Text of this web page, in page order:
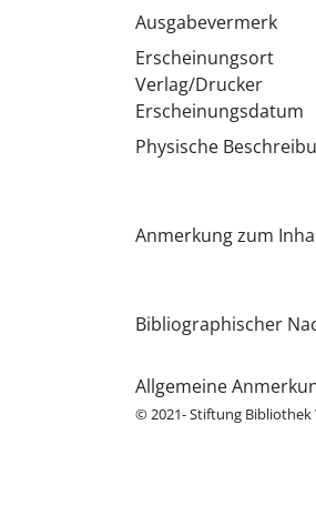
Ausgabevermerk
Erscheinungsort
Verlag/Drucker
Erscheinungsdatum
Physische
Anmerkung zum
Bibliographischer
Allgemeine
© 2021- Stiftung Bibliothek